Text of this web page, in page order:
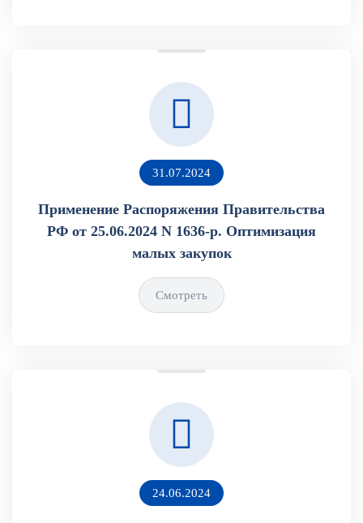
31.07.2024
Применение Распоряжения Правительства
РФ от 25.06.2024 N 1636-р. Оптимизация
малых закупок
Смотреть
24.06.2024